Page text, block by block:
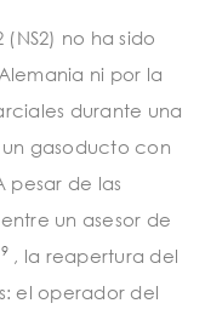
(NS2) no ha sido
ni por la
durante una
gasoducto con
pesar de las
un asesor de
9 , la reapertura del
el operador del